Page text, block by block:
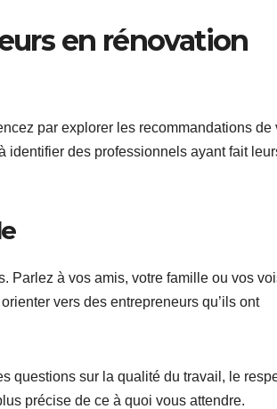
en rénovation
par explorer les recommandations de
identifier des professionnels ayant fait
Parlez à vos amis, votre famille ou vos
vers des entrepreneurs qu’ils ont
questions sur la qualité du travail, le
précise de ce à quoi vous attendre.